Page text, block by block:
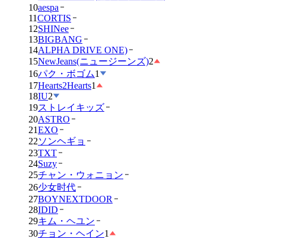
10aespa
11CORTIS
12SHINee
13BIGBANG
14ALPHA DRIVE ONE)
15NewJeans(ニュージーンズ)2
16パク・ボゴム1
17Hearts2Hearts1
18IU2
19ストレイキッズ
20ASTRO
21EXO
22ソンヘギョ
23TXT
24Suzy
25チャン・ウォニョン
26少女时代
27BOYNEXTDOOR
28IDID
29キム・ヘユン
30チョン・ヘイン1